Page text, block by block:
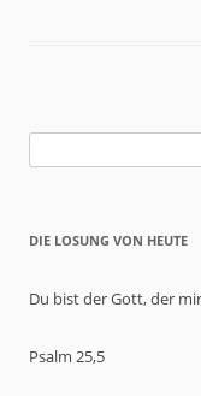
DIE LOSUNG VON HEUTE
Du bist der Gott, der
Psalm 25,5